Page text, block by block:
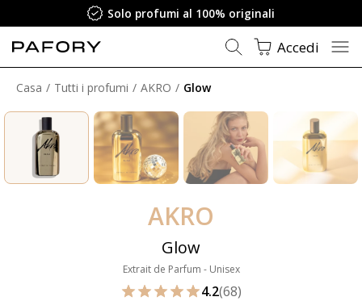
Solo profumi al 100% originali
Accedi
Casa Tutti i profumi AKRO Glow
AKRO
Glow
Extrait de Parfum - Unisex
4.2(68)